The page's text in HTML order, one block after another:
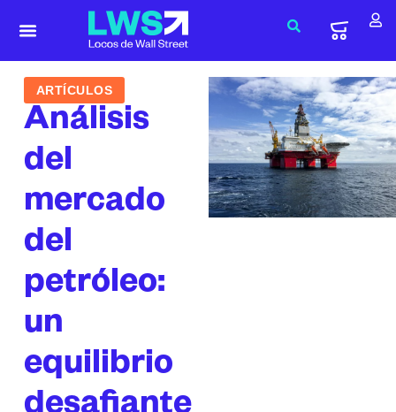
ARTÍCULOS
Análisis
del
mercado
del
petróleo:
un
equilibrio